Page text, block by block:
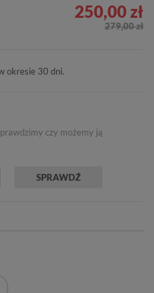
250,00 zł
279,00 zł
okresie 30 dni.
czy możemy ją
SPRAWDŹ